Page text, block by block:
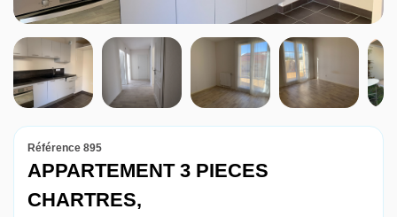
Référence 895
APPARTEMENT 3 PIECES
CHARTRES,